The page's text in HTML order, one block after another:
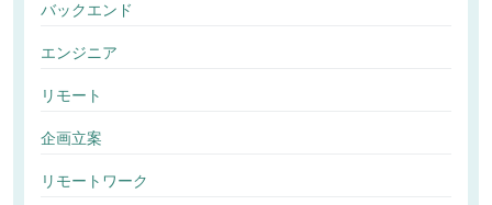
バックエンド
エンジニア
リモート
企画立案
リモートワーク